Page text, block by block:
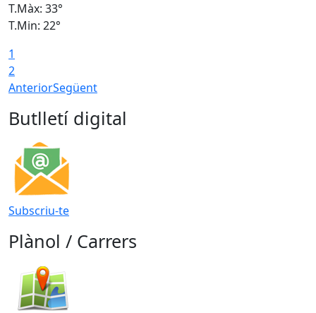
T.Màx: 33°
T.Min: 22°
1
2
AnteriorSegüent
Butlletí digital
Subscriu-te
Plànol / Carrers